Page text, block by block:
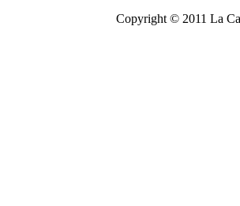
Copyright © 2011 La